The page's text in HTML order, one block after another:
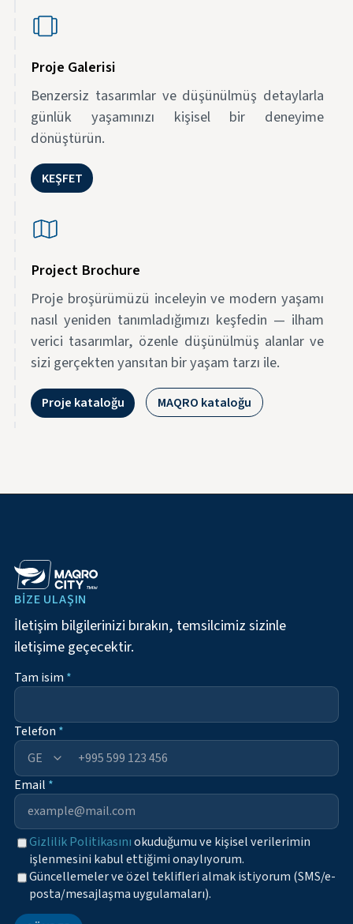
Proje Galerisi
Benzersiz tasarımlar ve düşünülmüş detaylarla
günlük yaşamınızı kişisel bir deneyime
dönüştürün.
KEŞFET
Project Brochure
Proje broşürümüzü inceleyin ve modern yaşamı
nasıl yeniden tanımladığımızı keşfedin — ilham
verici tasarımlar, özenle düşünülmüş alanlar ve
sizi gerçekten yansıtan bir yaşam tarzı ile.
Proje kataloğu MAQRO kataloğu
BIZE ULAŞIN
İletişim bilgilerinizi bırakın, temsilcimiz sizinle
iletişime geçecektir.
Tam isim *
Telefon *
+995
Email *
Gizlilik Politikasınıokuduğumu ve kişisel verilerimin
işlenmesini kabul ettiğimi onaylıyorum.
Güncellemeler ve özel teklifleri almak istiyorum (SMS/e-
posta/mesajlaşma uygulamaları).